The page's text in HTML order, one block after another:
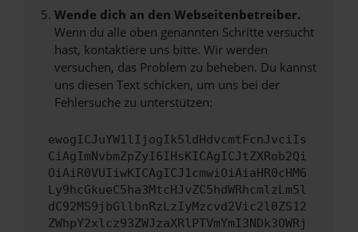
Wende dich an den Webseitenbetreiber.
Wenn du alle oben genannten Schritte versucht
hast, kontaktiere uns bitte. Wir werden
versuchen, das Problem zu beheben. Du kannst
uns diesen Text schicken, um uns bei der
Fehlersuche zu unterstützen:
ewogICJuYW1lIjogIk5ldHdvcmtFcnJvciIs
CiAgImNvbmZpZyI6IHsKICAgICJtZXRob2Qi
OiAiR0VUIiwKICAgICJ1cmwiOiAiaHR0cHM6
Ly9hcGkueC5ha3MtcHJvZC5hdWRhcmlzLm5l
dC92MS9jbGllbnRzLzIyMzcvd2Vic2l0ZS12
ZWhpY2xlcz93ZWJzaXRlPTVmYmI3NDk3OWRj